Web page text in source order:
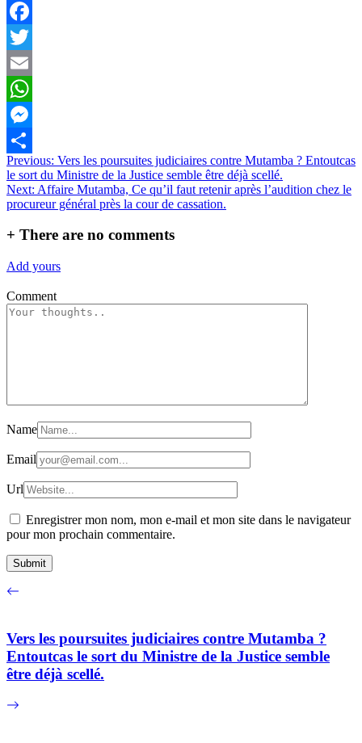
Facebook
Twitter
Email
WhatsApp
Messenger
Partager
Navigation
de
l’article
Previous: Vers les poursuites judiciaires contre Mutamba ? Entoutcas
le sort du Ministre de la Justice semble être déjà scellé.
Next: Affaire Mutamba, Ce qu’il faut retenir après l’audition chez le
procureur général près la cour de cassation.
+ There are no comments
Add yours
Comment
Name
Email
Url
Enregistrer mon nom, mon e-mail et mon site dans le navigateur
pour mon prochain commentaire.
Vers les poursuites judiciaires contre Mutamba ?
Entoutcas le sort du Ministre de la Justice semble
être déjà scellé.